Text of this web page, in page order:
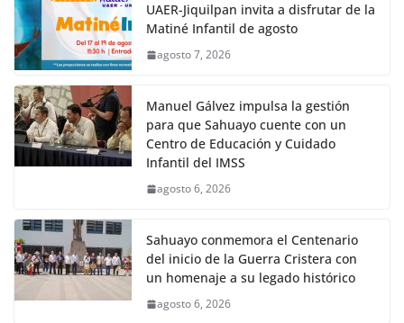
UAER-Jiquilpan invita a disfrutar de la
Matiné Infantil de agosto
agosto 7, 2026
Manuel Gálvez impulsa la gestión
para que Sahuayo cuente con un
Centro de Educación y Cuidado
Infantil del IMSS
agosto 6, 2026
Sahuayo conmemora el Centenario
del inicio de la Guerra Cristera con
un homenaje a su legado histórico
agosto 6, 2026